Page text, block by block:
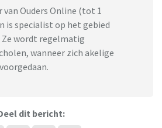
Ouders Online (tot 1
is specialist op het gebied
Ze wordt regelmatig
wanneer zich akelige
dit bericht: